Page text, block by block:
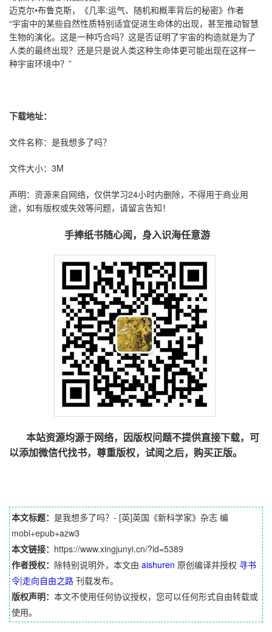
迈克尔•布鲁克斯，《几率:运气、随机和概率背后的秘密》作者
“宇宙中的某些自然性质特别适宜促进生命体的出现，甚至推动智慧
生物的演化。这是一种巧合吗？这是否证明了宇宙的构造就是为了
人类的最终出现？还是只是说人类这种生命体更可能出现在这样一
种宇宙环境中？”
下载地址：
文件名称：是我想多了吗？
文件大小：3M
声明：资源来自网络，仅供学习24小时内删除，不得用于商业用
途，如有版权或失效等问题，请留言告知！
手捧纸书随心阅，身入识海任意游
本站资源均源于网络，因版权问题不提供直接下载，可
以添加微信代找书，尊重版权，试阅之后，购买正版。
本文标题： 是我想多了吗？- [英]英国《新科学家》杂志 编
mobi+epub+azw3
本文链接： https://www.xingjunyi.cn/?id=5389
作者授权： 除特别说明外，本文由 aishuren 原创编译并授权 寻书
令|走向自由之路 刊载发布。
版权声明： 本文不使用任何协议授权，您可以任何形式自由转载或
使用。